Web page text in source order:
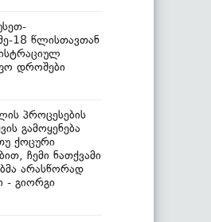
18 წლისთავთან
დროშები
პროცესების
გამოყენება
ქოცური
ჩემი ნათქვამი
არასწორად
- გიორგი